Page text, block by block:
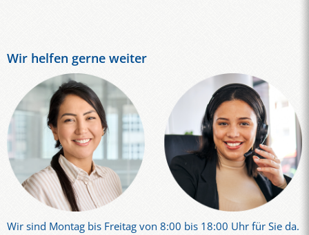
Wir helfen gerne weiter
Wir sind Montag bis Freitag von 8:00 bis 18:00 Uhr für Sie da.